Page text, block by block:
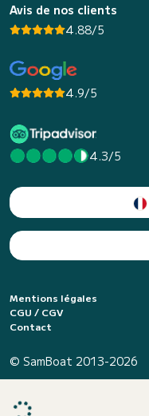
Avis de nos clients
4.88/5
4.9/5
4.3/5
Mentions légales
CGU / CGV
Contact
© SamBoat 2013-2026